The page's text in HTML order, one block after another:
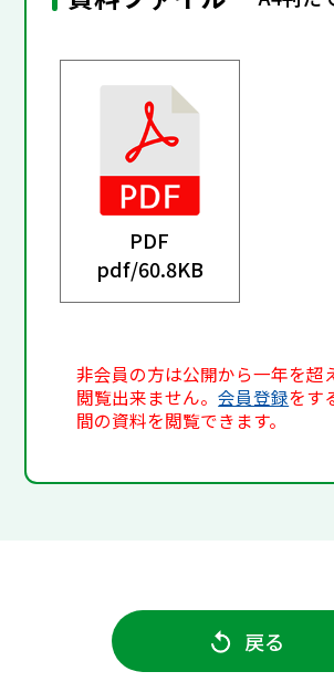
PDF
pdf/60.8KB
非会員の方は公開から一年を超
閲覧出来ません。会員登録をす
間の資料を閲覧できます。
戻る